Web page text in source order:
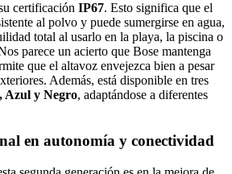
certificación IP67. Esto significa que el
al polvo y puede sumergirse en agua,
total al usarlo en la playa, la piscina o
parece un acierto que Bose mantenga
que el altavoz envejezca bien a pesar
Además, está disponible en tres
Azul y Negro, adaptándose a diferentes
en autonomía y conectividad